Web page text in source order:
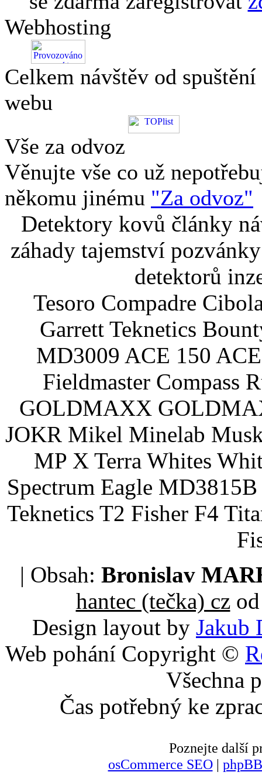
Webhosting
Celkem návštěv od spuštění
webu
Vše za odvoz
Věnujte vše co už
někomu jinému "Za odvoz"
Detektory kovů články
záhady tajemství
detektorů
Tesoro Compadre
Garrett Teknetics
MD3009 ACE 150
Fieldmaster Compass
GOLDMAXX
JOKR Mikel Minelab
MP X Terra Whites
Spectrum Eagle
Teknetics T2 Fisher F4
| Obsah: Bronislav
hantec (tečka) czod
Design layout by Jakub
Web pohání Copyright ©
Všechna
Čas potřebný ke
Poznejte další
osCommerce SEO|